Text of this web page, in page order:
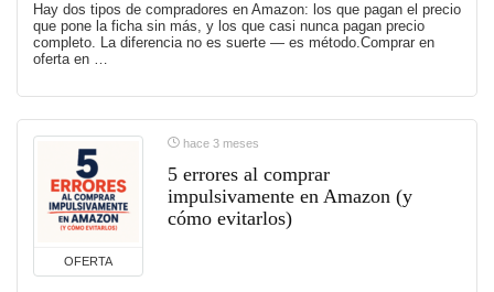
Hay dos tipos de compradores en Amazon: los que pagan el precio
que pone la ficha sin más, y los que casi nunca pagan precio
completo. La diferencia no es suerte — es método.Comprar en
oferta en …
OFERTA
hace 3 meses
5 errores al comprar
impulsivamente en Amazon (y
cómo evitarlos)